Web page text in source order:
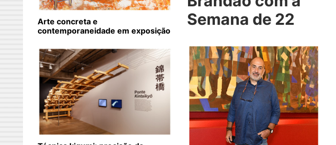
Semana de 22
Arte concreta e
contemporaneidade em exposição